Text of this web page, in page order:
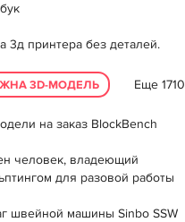
3д принтера без деталей.
3D-МОДЕЛЬ Еще 1710
на заказ BlockBench
человек, владеющий
для разовой работы
швейной машины Sinbo SSW